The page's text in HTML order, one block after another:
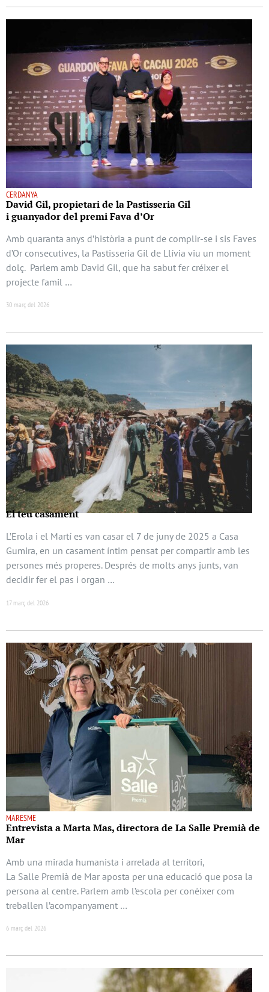
CERDANYA
David Gil, propietari de la Pastisseria Gil
i guanyador del premi Fava d’Or
Amb quaranta anys d’història a punt de complir-se i sis Faves
d’Or consecutives, la Pastisseria Gil de Llívia viu un moment
dolç. Parlem amb David Gil, que ha sabut fer créixer el
projecte famil …
30 març del 2026
El teu casament
L’Erola i el Martí es van casar el 7 de juny de 2025 a Casa
Gumira, en un casament íntim pensat per compartir amb les
persones més properes. Després de molts anys junts, van
decidir fer el pas i organ …
17 març del 2026
MARESME
Entrevista a Marta Mas, directora de La Salle Premià de
Mar
Amb una mirada humanista i arrelada al territori,
La Salle Premià de Mar aposta per una educació que posa la
persona al centre. Parlem amb l’escola per conèixer com
treballen l’acompanyament …
6 març del 2026